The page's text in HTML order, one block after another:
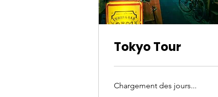
Tokyo Tour
Chargement des jours...